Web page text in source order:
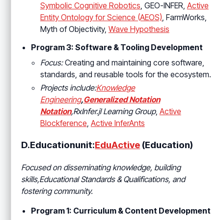
Symbolic Cognitive Robotics, GEO-INFER, Active
Entity Ontology for Science (AEOS), FarmWorks,
Myth of Objectivity, Wave Hypothesis
Program 3: Software & Tooling Development
Focus:Creating and maintaining core software,
standards, and reusable tools for the ecosystem.
Projects include:Knowledge
Engineering,Generalized Notation
Notation,RxInfer.jl Learning Group, Active
Blockference Active InferAnts
D.Educationunit:EduActive (Education)
Focused on disseminating knowledge, building
skills,Educational Standards & Qualifications, and
fostering community.
Program 1: Curriculum & Content Development